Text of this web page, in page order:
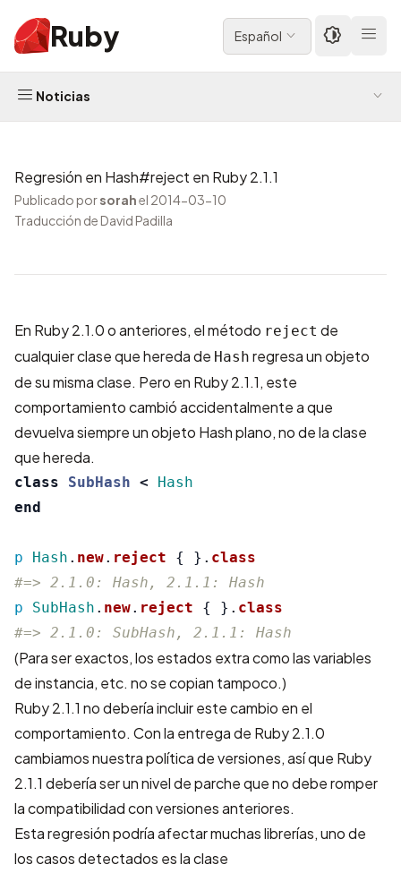
Ruby Español
Noticias
Regresión en Hash#reject en Ruby 2.1.1
Publicado porsorahel 2014-03-10
Traducción de David Padilla
En Ruby 2.1.0 o anteriores, el método reject de
cualquier clase que hereda de Hash regresa un objeto
de su misma clase. Pero en Ruby 2.1.1, este
comportamiento cambió accidentalmente a que
devuelva siempre un objeto Hash plano, no de la clase
que hereda.
class SubHash <
Hash
end
p Hash . new. reject { }. class
#=> 2.1.0: Hash, 2.1.1: Hash
p
SubHash . new. reject { }. class
#=> 2.1.0: SubHash, 2.1.1: Hash
(Para ser exactos, los estados extra como las variables
de instancia, etc. no se copian tampoco.)
Ruby 2.1.1 no debería incluir este cambio en el
comportamiento. Con la entrega de Ruby 2.1.0
cambiamosnuestra política de versiones, así que Ruby
2.1.1 debería ser un nivel de parche que no debe romper
la compatibilidad con versiones anteriores.
Esta regresión podría afectar muchas librerías, uno de
los casos detectados es la clase